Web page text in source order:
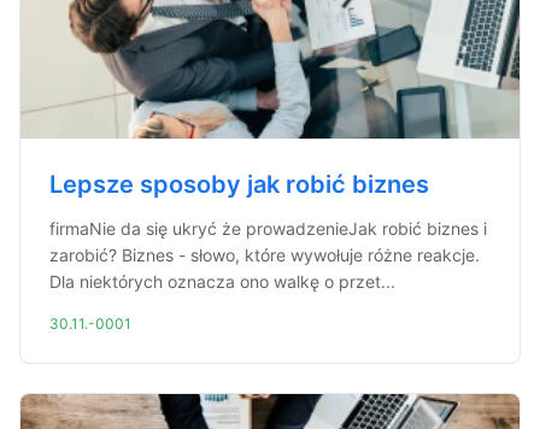
Lepsze sposoby jak robić biznes
firmaNie da się ukryć że prowadzenieJak robić biznes i
zarobić? Biznes - słowo, które wywołuje różne reakcje.
Dla niektórych oznacza ono walkę o przet...
30.11.-0001